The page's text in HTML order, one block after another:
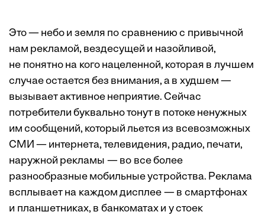
Это — небо и земля по сравнению с привычной
нам рекламой, вездесущей и назойливой,
не понятно на кого нацеленной, которая в лучшем
случае остается без внимания, а в худшем —
вызывает активное неприятие. Сейчас
потребители буквально тонут в потоке ненужных
им сообщений, который льется из всевозможных
СМИ — интернета, телевидения, радио, печати,
наружной рекламы — во все более
разнообразные мобильные устройства. Реклама
всплывает на каждом дисплее — в смартфонах
и планшетниках, в банкоматах и у стоек